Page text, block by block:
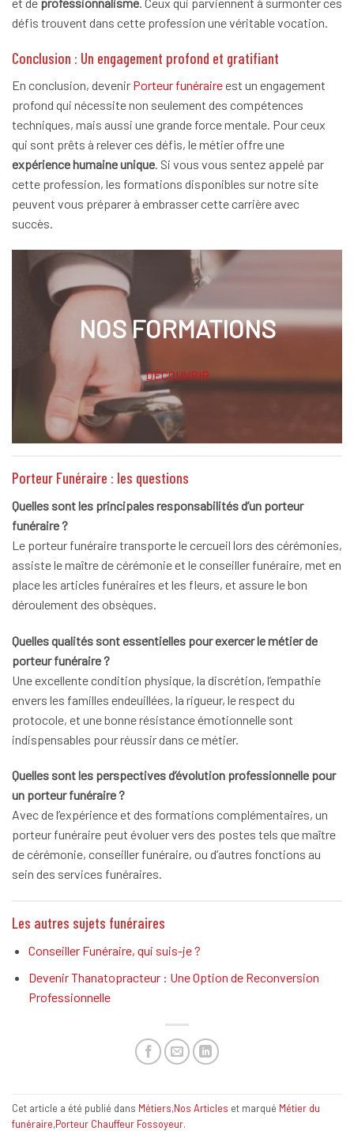
défis trouvent dans cette profession une véritable vocation.
Conclusion : Un engagement profond et gratifiant
En conclusion, devenir Porteur funéraireest un engagement
profond qui nécessite non seulement des compétences
techniques, mais aussi une grande force mentale. Pour ceux
qui sont prêts à relever ces défis, le métier offre une
expérience humaine unique. Si vous vous sentez appelé par
cette profession, les formations disponibles sur notre site
peuvent vous préparer à embrasser cette carrière avec
succès.
NOS FORMATIONS
DÉCOUVRIR
Porteur Funéraire : les questions
Quelles sont les principales responsabilités d’un porteur
funéraire ?
Le porteur funéraire transporte le cercueil lors des cérémonies,
assiste le maître de cérémonie et le conseiller funéraire, met en
place les articles funéraires et les fleurs, et assure le bon
déroulement des obsèques.
Quelles qualités sont essentielles pour exercer le métier de
porteur funéraire ?
Une excellente condition physique, la discrétion, l’empathie
envers les familles endeuillées, la rigueur, le respect du
protocole, et une bonne résistance émotionnelle sont
indispensables pour réussir dans ce métier.
Quelles sont les perspectives d’évolution professionnelle pour
un porteur funéraire ?
Avec de l’expérience et des formations complémentaires, un
porteur funéraire peut évoluer vers des postes tels que maître
de cérémonie, conseiller funéraire, ou d’autres fonctions au
sein des services funéraires.
Les autres sujets funéraires
Conseiller Funéraire, qui suis-je ?
Devenir Thanatopracteur : Une Option de Reconversion
Professionnelle
Cet article a été publié dans Métiers,Nos Articles et marqué Métier du
funéraire,Porteur Chauffeur Fossoyeur.